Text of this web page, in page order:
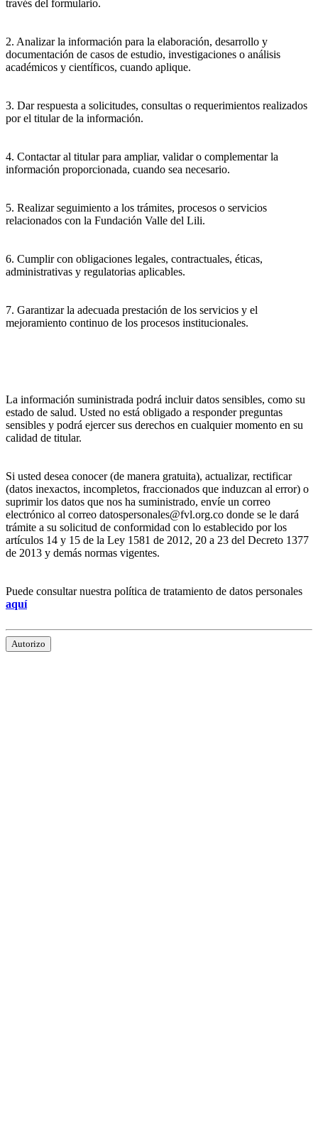
través del formulario.
2. Analizar la información para la elaboración, desarrollo y
documentación de casos de estudio, investigaciones o análisis
académicos y científicos, cuando aplique.
3. Dar respuesta a solicitudes, consultas o requerimientos realizados
por el titular de la información.
4. Contactar al titular para ampliar, validar o complementar la
información proporcionada, cuando sea necesario.
5. Realizar seguimiento a los trámites, procesos o servicios
relacionados con la Fundación Valle del Lili.
6. Cumplir con obligaciones legales, contractuales, éticas,
administrativas y regulatorias aplicables.
7. Garantizar la adecuada prestación de los servicios y el
mejoramiento continuo de los procesos institucionales.
La información suministrada podrá incluir datos sensibles, como su
estado de salud. Usted no está obligado a responder preguntas
sensibles y podrá ejercer sus derechos en cualquier momento en su
calidad de titular.
Si usted desea conocer (de manera gratuita), actualizar, rectificar
(datos inexactos, incompletos, fraccionados que induzcan al error) o
suprimir los datos que nos ha suministrado, envíe un correo
electrónico al correo datospersonales@fvl.org.co donde se le dará
trámite a su solicitud de conformidad con lo establecido por los
artículos 14 y 15 de la Ley 1581 de 2012, 20 a 23 del Decreto 1377
de 2013 y demás normas vigentes.
Puede consultar nuestra política de tratamiento de datos personales
aquí
Autorizo